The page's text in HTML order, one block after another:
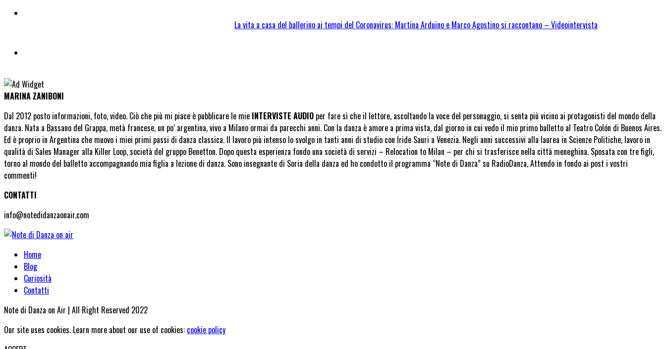
La vita a casa del ballerino ai tempi del Coronavirus: Martina Arduino e Marco Agostino si raccontano – Videointervista
MARINA ZANIBONI
Dal 2012 posto informazioni, foto, video. Ciò che più mi piace è pubblicare le mie INTERVISTE AUDIO per fare sì che il lettore, ascoltando la voce del personaggio, si senta più vicino ai protagonisti del mondo della
danza. Nata a Bassano del Grappa, metà francese, un po’ argentina, vivo a Milano ormai da parecchi anni. Con la danza è amore a prima vista, dal giorno in cui vedo il mio primo balletto al Teatro Colón di Buenos Aires.
Ed è proprio in Argentina che muovo i miei primi passi di danza classica. Il lavoro più intenso lo svolgo in tanti anni di studio con Iride Sauri a Venezia. Negli anni successivi alla laurea in Scienze Politiche, lavoro in
qualità di Sales Manager alla Killer Loop, società del gruppo Benetton. Dopo questa esperienza fondo una società di servizi – Relocation to Milan – per chi si trasferisce nella città meneghina. Sposata con tre figli,
torno al mondo del balletto accompagnando mia figlia a lezione di danza. Sono insegnante di Soria della danza ed ho condotto il programma “Note di Danza” su RadioDanza, Attendo in fondo ai post i vostri
commenti!
CONTATTI
info@notedidanzaonair.com
Home
Blog
Curiosità
Contatti
Note di Danza on Air | All Right Reserved 2022
Our site uses cookies. Learn more about our use of cookies: cookie policy